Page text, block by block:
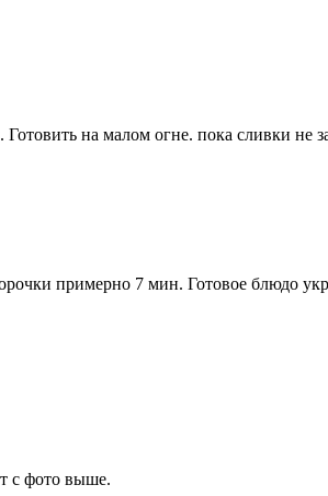
на малом огне. пока сливки не
примерно 7 мин. Готовое блюдо
с фото выше.